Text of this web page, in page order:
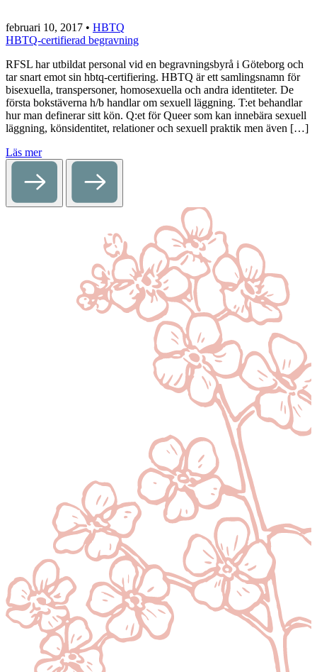
februari 10, 2017 • HBTQ
HBTQ-certifierad begravning
RFSL har utbildat personal vid en begravningsbyrå i Göteborg och
tar snart emot sin hbtq-certifiering. HBTQ är ett samlingsnamn för
bisexuella, transpersoner, homosexuella och andra identiteter. De
första bokstäverna h/b handlar om sexuell läggning. T:et behandlar
hur man definerar sitt kön. Q:et för Queer som kan innebära sexuell
läggning, könsidentitet, relationer och sexuell praktik men även […]
Läs mer